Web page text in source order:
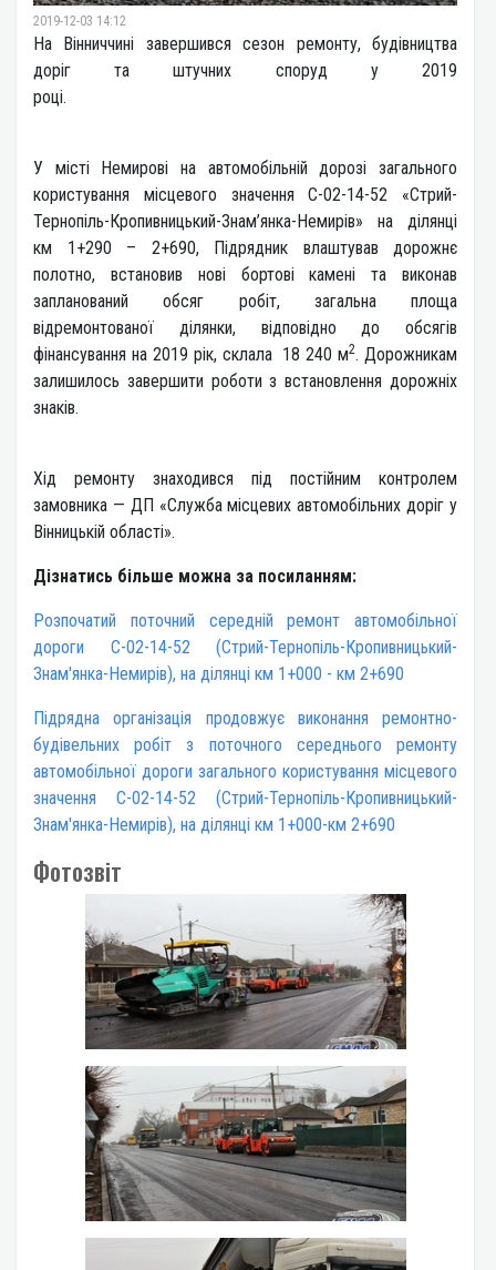
2019-12-03 14:12
На Вінниччині завершився сезон ремонту, будівництва
доріг та штучних споруд у 2019
році.
У місті Немирові на автомобільній дорозі загального
користування місцевого значення С-02-14-52 «Стрий-
Тернопіль-Кропивницький-Знам’янка-Немирів» на ділянці
км 1+290 – 2+690, Підрядник влаштував дорожнє
полотно, встановив нові бортові камені та виконав
запланований обсяг робіт, загальна площа
відремонтованої ділянки, відповідно до обсягів
фінансування на 2019 рік, склала 18 240 м2. Дорожникам
залишилось завершити роботи з встановлення дорожніх
знаків.
Хід ремонту знаходився під постійним контролем
замовника — ДП «Служба місцевих автомобільних доріг у
Вінницькій області».
Дізнатись більше можна за посиланням:
Розпочатий поточний середній ремонт автомобільної
дороги С-02-14-52 (Стрий-Тернопіль-Кропивницький-
Знам'янка-Немирів), на ділянці км 1+000 - км 2+690
Підрядна організація продовжує виконання ремонтно-
будівельних робіт з поточного середнього ремонту
автомобільної дороги загального користування місцевого
значення С-02-14-52 (Стрий-Тернопіль-Кропивницький-
Знам'янка-Немирів), на ділянці км 1+000-км 2+690
Фотозвіт